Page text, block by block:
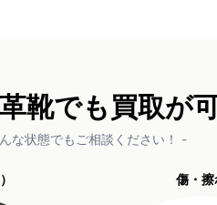
靴でも買取が
な状態でもご相談ください！ -
傷・擦